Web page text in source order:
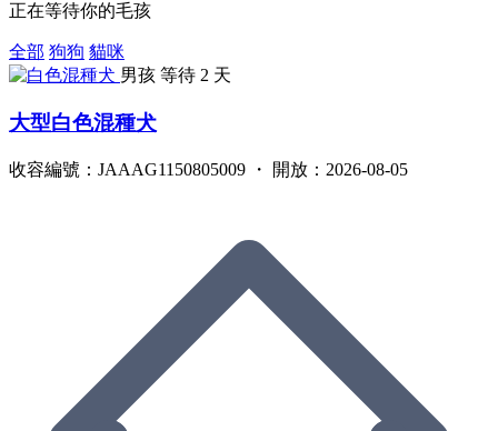
正在等待你的毛孩
全部 狗狗 貓咪
男孩 等待 2 天
大型白色混種犬
收容編號：JAAAG1150805009 ・ 開放：2026-08-05